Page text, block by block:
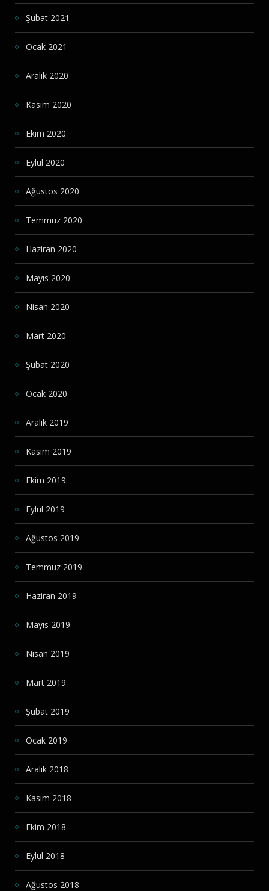
Şubat 2021
Ocak 2021
Aralık 2020
Kasım 2020
Ekim 2020
Eylül 2020
Ağustos 2020
Temmuz 2020
Haziran 2020
Mayıs 2020
Nisan 2020
Mart 2020
Şubat 2020
Ocak 2020
Aralık 2019
Kasım 2019
Ekim 2019
Eylül 2019
Ağustos 2019
Temmuz 2019
Haziran 2019
Mayıs 2019
Nisan 2019
Mart 2019
Şubat 2019
Ocak 2019
Aralık 2018
Kasım 2018
Ekim 2018
Eylül 2018
Ağustos 2018